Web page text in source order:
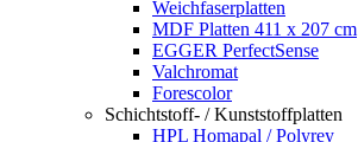
Weichfaserplatten
MDF Platten 411 x 207 cm
EGGER PerfectSense
Valchromat
Forescolor
Schichtstoff- / Kunststoffplatten
HPL Homapal / Polyrey